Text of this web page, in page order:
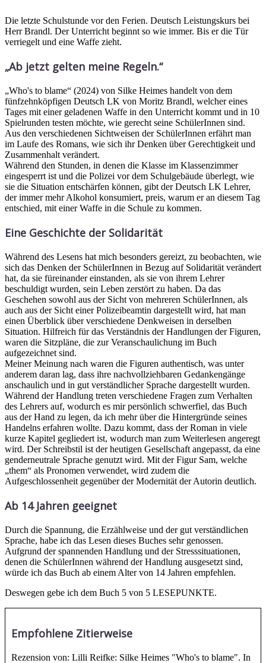
Die letzte Schulstunde vor den Ferien. Deutsch Leistungskurs bei
Herr Brandl. Der Unterricht beginnt so wie immer. Bis er die Tür
verriegelt und eine Waffe zieht.
„Ab jetzt gelten meine Regeln.“
„Who's to blame“ (2024) von Silke Heimes handelt von dem
fünfzehnköpfigen Deutsch LK von Moritz Brandl, welcher eines
Tages mit einer geladenen Waffe in den Unterricht kommt und in 10
Spielrunden testen möchte, wie gerecht seine SchülerInnen sind.
Aus den verschiedenen Sichtweisen der SchülerInnen erfährt man
im Laufe des Romans, wie sich ihr Denken über Gerechtigkeit und
Zusammenhalt verändert.
Während den Stunden, in denen die Klasse im Klassenzimmer
eingesperrt ist und die Polizei vor dem Schulgebäude überlegt, wie
sie die Situation entschärfen können, gibt der Deutsch LK Lehrer,
der immer mehr Alkohol konsumiert, preis, warum er an diesem Tag
entschied, mit einer Waffe in die Schule zu kommen.
Eine Geschichte der Solidarität
Während des Lesens hat mich besonders gereizt, zu beobachten, wie
sich das Denken der SchülerInnen in Bezug auf Solidarität verändert
hat, da sie füreinander einstanden, als sie von ihrem Lehrer
beschuldigt wurden, sein Leben zerstört zu haben. Da das
Geschehen sowohl aus der Sicht von mehreren SchülerInnen, als
auch aus der Sicht einer Polizeibeamtin dargestellt wird, hat man
einen Überblick über verschiedene Denkweisen in derselben
Situation. Hilfreich für das Verständnis der Handlungen der Figuren,
waren die Sitzpläne, die zur Veranschaulichung im Buch
aufgezeichnet sind.
Meiner Meinung nach waren die Figuren authentisch, was unter
anderem daran lag, dass ihre nachvollziehbaren Gedankengänge
anschaulich und in gut verständlicher Sprache dargestellt wurden.
Während der Handlung treten verschiedene Fragen zum Verhalten
des Lehrers auf, wodurch es mir persönlich schwerfiel, das Buch
aus der Hand zu legen, da ich mehr über die Hintergründe seines
Handelns erfahren wollte. Dazu kommt, dass der Roman in viele
kurze Kapitel gegliedert ist, wodurch man zum Weiterlesen angeregt
wird. Der Schreibstil ist der heutigen Gesellschaft angepasst, da eine
genderneutrale Sprache genutzt wird. Mit der Figur Sam, welche
„them“ als Pronomen verwendet, wird zudem die
Aufgeschlossenheit gegenüber der Modernität der Autorin deutlich.
Ab 14 Jahren geeignet
Durch die Spannung, die Erzählweise und der gut verständlichen
Sprache, habe ich das Lesen dieses Buches sehr genossen.
Aufgrund der spannenden Handlung und der Stresssituationen,
denen die SchülerInnen während der Handlung ausgesetzt sind,
würde ich das Buch ab einem Alter von 14 Jahren empfehlen.
Deswegen gebe ich dem Buch 5 von 5 LESEPUNKTE.
Empfohlene Zitierweise
Rezension von: Lilli Reifke: Silke Heimes "Who's to blame". In